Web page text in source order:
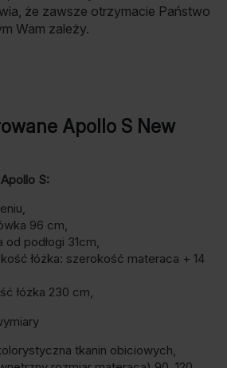
że zawsze otrzymacie Państwo
Wam zależy.
Apollo S New
S:
96 cm,
podłogi 31cm,
łóżka: szerokość materaca + 14
łóżka 230 cm,
tkanin obiciowych,